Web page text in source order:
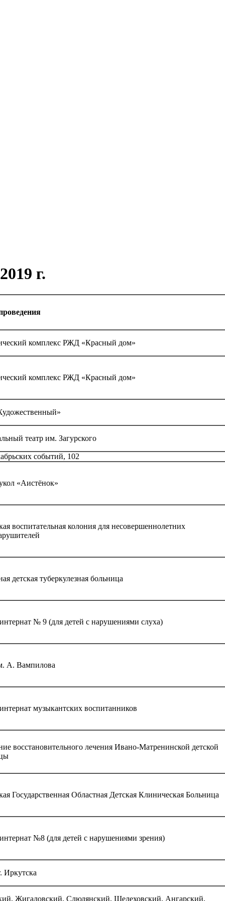
г.
комплекс РЖД «Красный дом»
комплекс РЖД «Красный дом»
театр им. Загурского
событий, 102
«Аистёнок»
воспитательная колония для несовершеннолетних
детская туберкулезная больница
№ 9 (для детей с нарушениями слуха)
А. Вампилова
музыкантских воспитанников
восстановительного лечения Ивано-Матренинской детской
Государственная Областная Детская Клиническая Больница
№8 (для детей с нарушениями зрения)
Жигаловский, Слюдянский, Шелеховский, Ангарский,